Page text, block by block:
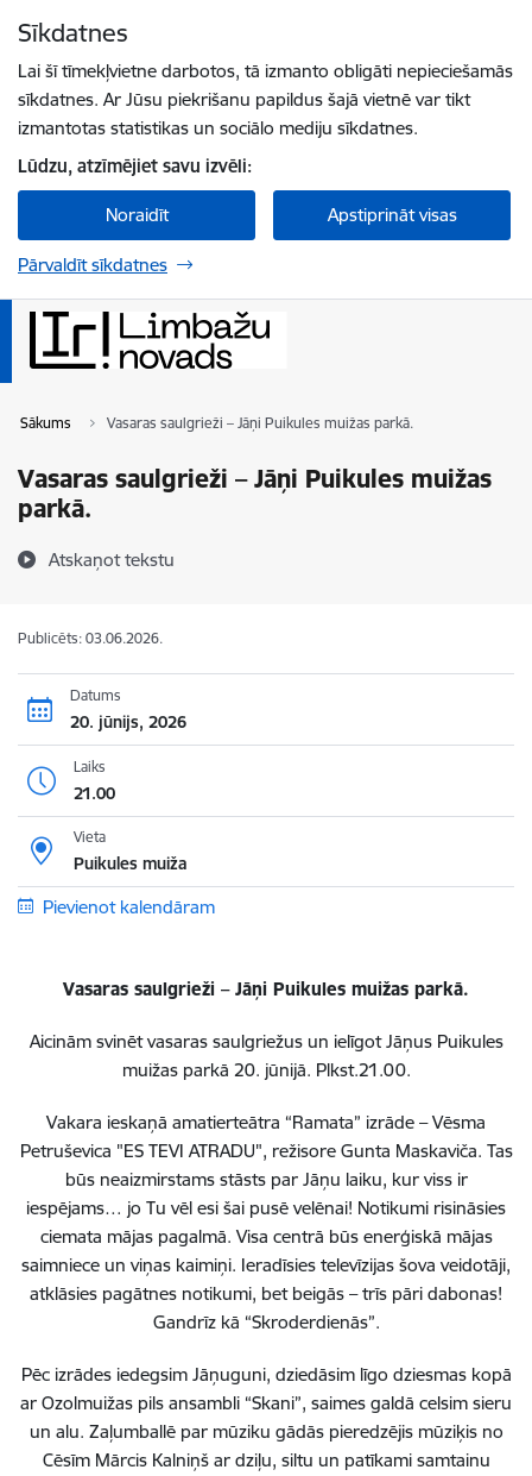
Sīkdatnes
Lai šī tīmekļvietne darbotos, tā izmanto obligāti nepieciešamās
sīkdatnes. Ar Jūsu piekrišanu papildus šajā vietnē var tikt
izmantotas statistikas un sociālo mediju sīkdatnes.
Lūdzu, atzīmējiet savu izvēli:
Noraidīt Apstiprināt visas
Pārvaldīt sīkdatnes
Sākums Vasaras saulgrieži – Jāņi Puikules muižas parkā.
Vasaras saulgrieži – Jāņi Puikules muižas
parkā.
Atskaņot tekstu
Publicēts: 03.06.2026.
Datums
20. jūnijs, 2026
Laiks
21.00
Vieta
Puikules muiža
Pievienot kalendāram
Vasaras saulgrieži – Jāņi Puikules muižas parkā.
Aicinām svinēt vasaras saulgriežus un ielīgot Jāņus Puikules
muižas parkā 20. jūnijā. Plkst.21.00.
Vakara ieskaņā amatierteātra “Ramata” izrāde – Vēsma
Petruševica "ES TEVI ATRADU", režisore Gunta Maskaviča. Tas
būs neaizmirstams stāsts par Jāņu laiku, kur viss ir
iespējams… jo Tu vēl esi šai pusē velēnai! Notikumi risināsies
ciemata mājas pagalmā. Visa centrā būs enerģiskā mājas
saimniece un viņas kaimiņi. Ieradīsies televīzijas šova veidotāji,
atklāsies pagātnes notikumi, bet beigās – trīs pāri dabonas!
Gandrīz kā “Skroderdienās”.
Pēc izrādes iedegsim Jāņuguni, dziedāsim līgo dziesmas kopā
ar Ozolmuižas pils ansambli “Skani”, saimes galdā celsim sieru
un alu. Zaļumballē par mūziku gādās pieredzējis mūziķis no
Cēsīm Mārcis Kalniņš ar dziļu, siltu un patīkami samtainu